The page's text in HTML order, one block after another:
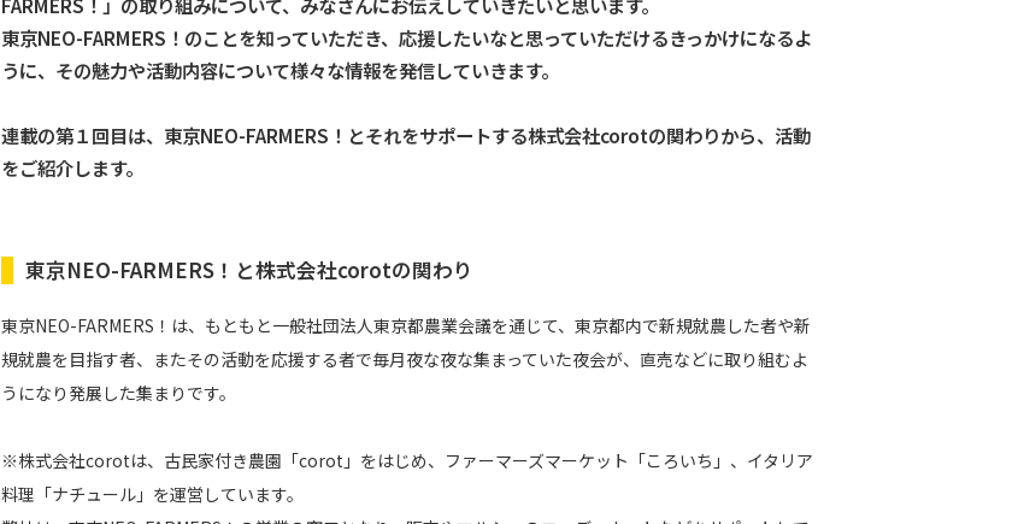
FARMERS！」の取り組みについて、みなさんにお伝えしていきたいと思います。
東京NEO-FARMERS！のことを知っていただき、応援したいなと思っていただけるきっかけになるよ
うに、その魅力や活動内容について様々な情報を発信していきます。
連載の第１回目は、東京NEO-FARMERS！とそれをサポートする株式会社corotの関わりから、活動
をご紹介します。
東京NEO-FARMERS！と株式会社corotの関わり
東京NEO-FARMERS！は、もともと一般社団法人東京都農業会議を通じて、東京都内で新規就農した者や新
規就農を目指す者、またその活動を応援する者で毎月夜な夜な集まっていた夜会が、直売などに取り組むよ
うになり発展した集まりです。
※株式会社corotは、古民家付き農園「corot」をはじめ、ファーマーズマーケット「ころいち」、イタリア
料理「ナチュール」を運営しています。